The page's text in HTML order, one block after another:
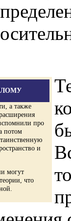
а также
про
потом
и
могут
что